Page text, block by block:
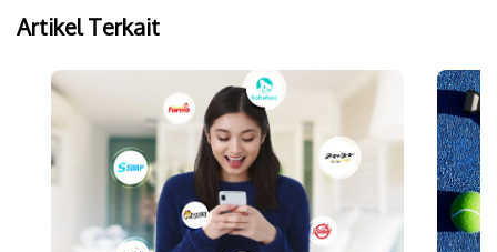
Artikel Terkait